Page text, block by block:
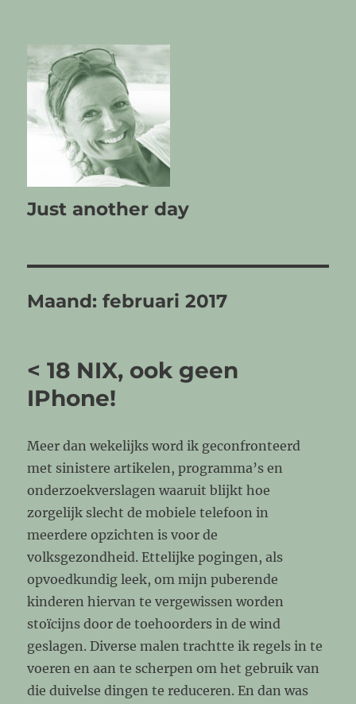
Just another day
Maand:februari 2017
< 18 NIX, ook geen
IPhone!
Meer dan wekelijks word ik geconfronteerd
met sinistere artikelen, programma’s en
onderzoekverslagen waaruit blijkt hoe
zorgelijk slecht de mobiele telefoon in
meerdere opzichten is voor de
volksgezondheid. Ettelijke pogingen, als
opvoedkundig leek, om mijn puberende
kinderen hiervan te vergewissen worden
stoïcijns door de toehoorders in de wind
geslagen. Diverse malen trachtte ik regels in te
voeren en aan te scherpen om het gebruik van
die duivelse dingen te reduceren. En dan was